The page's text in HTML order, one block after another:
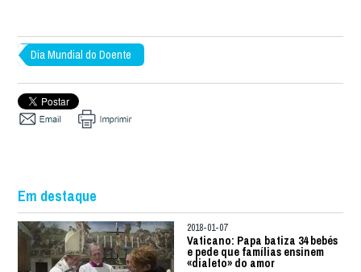
Dia Mundial do Doente
Em destaque
2018-01-07
Vaticano: Papa batiza 34 bebés
e pede que famílias ensinem
«dialeto» do amor